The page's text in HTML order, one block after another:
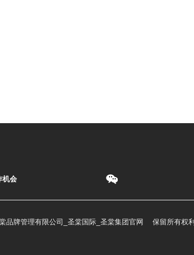
机会
牌管理有限公司_圣棠国际_圣棠集团官网 保留所有权利